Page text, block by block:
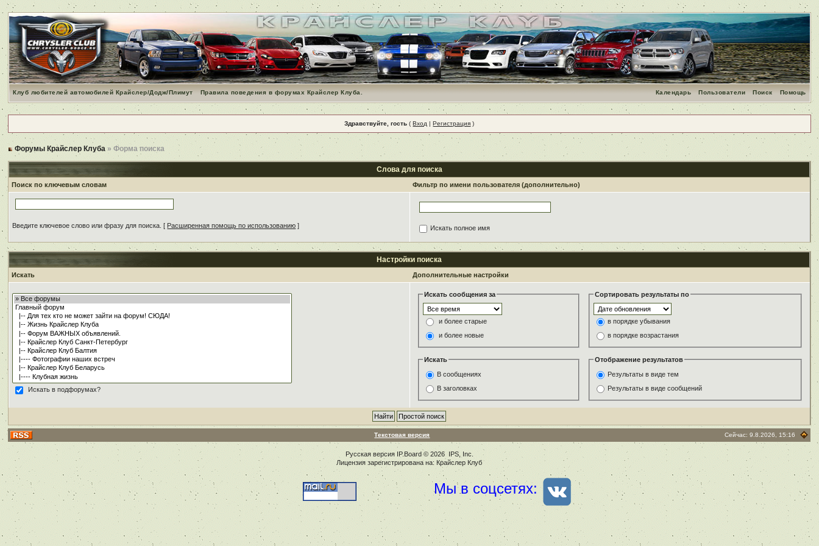
Клуб любителей автомобилей Крайслер/Додж/Плимут Правила поведения в форумах Крайслер Клуба. Помощь
Поиск
Пользователи
Календарь
Здравствуйте, гость (Вход |Регистрация )
Форумы Крайслер Клуба » Форма поиска
Слова для поиска
Поиск по ключевым словам Фильтр по имени пользователя (дополнительно)
Введите ключевое слово или фразу для поиска. [ Расширенная помощь по использованию ] Искать полное имя
Настройки поиска
Искать Дополнительные настройки
Искать в подфорумах?
Искать сообщения за
и более старые
и более новые
Сортировать результаты по
в порядке убывания
в порядке возрастания
Искать
В сообщениях
В заголовках
Отображение результатов
Результаты в виде тем
Результаты в виде сообщений
Текстовая версия Сейчас: 9.8.2026, 15:16
Русская версия IP.Board© 2026 IPS, Inc
Лицензия зарегистрирована на: Крайслер Клуб
Мы в соцсетях: